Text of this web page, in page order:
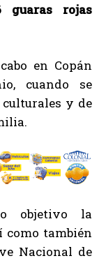
rojas
en Copán
cuando se
y de
objetivo la
como también
Nacional de